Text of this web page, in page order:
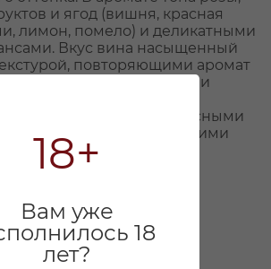
18+
Вам уже
18
лет?
и ягод (вишня, красная
лимон, помело) и деликатными
Вкус вина насыщенный
повторяющими аромат
оттенками, нотками
трав. Составит
с очень пряными мясными
тайской кухни, телячьими
мясом (тушеным,
макаронным салатом,
типа Стилтон.